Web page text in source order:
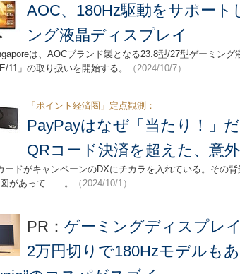
AOC、180Hz駆動をサポート
ング液晶ディスプレイ
は、AOCブランド製となる23.8型/27型ゲーミング
11」の取り扱いを開始する。
（2024/10/7）
「ポイント経済圏」定点観測：
PayPayはなぜ「当たり！」
QRコード決済を超えた、意
ードがキャンペーンのDXにチカラを入れている。その
があって……。
（2024/10/1）
PR： ゲーミングディスプレ
2万円切りで180Hzモデルも